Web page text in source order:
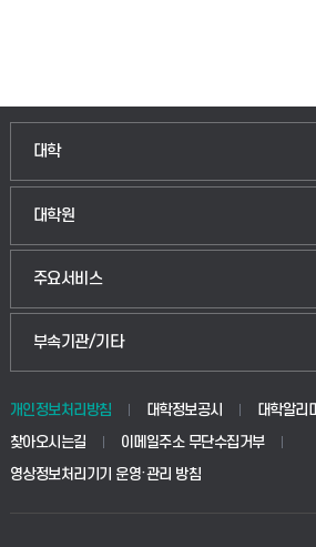
대학
인문융합공공인재학부
법경영학부
생명공학부
대학원
일반대학원
산업대학원
공공정책대학원
교육대학원
주요서비스
입학안내
웹메일
학사시스템(전문학사 및 전공심화)
부속기관/기타
중앙도서관
학생생활관(안성)
개인정보처리방침 대학정보공시 대학알리미
찾아오시는길
이메일주소 무단수집거부
영상정보처리기기 운영·관리 방침